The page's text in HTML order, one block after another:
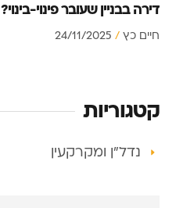
דירה בבניין שעובר פינוי-בינוי?
חיים כץ
קטגוריות
נדל"ן ומקרקעין